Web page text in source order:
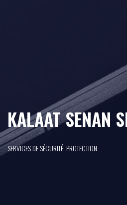
KALAAT SENAN
SERVICES DE SÉCURITÉ, PROTECTION